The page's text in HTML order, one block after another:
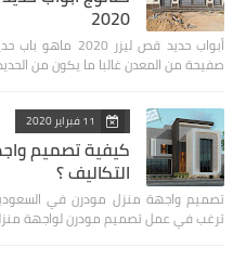
2020
أبواب حديد قص
صفيحة من المعدن غالبا ما يكون من
11 فبراير 2020
كيفية تصميم
التكاليف ؟
تصميم واجهة منزل مودرن في
ترغب في عمل تصميم مودرن لواجهة